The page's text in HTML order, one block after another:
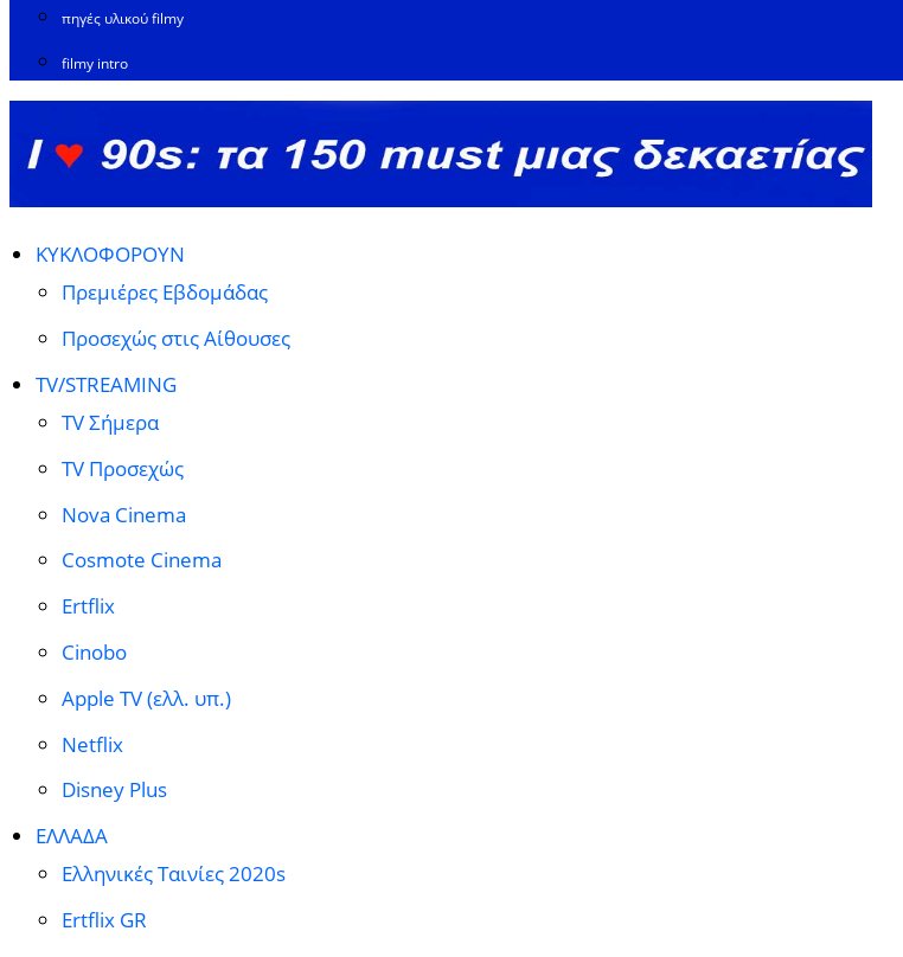
πηγές υλικού filmy
filmy intro
ΚΥΚΛΟΦΟΡΟΥΝ
Πρεμιέρες Εβδομάδας
Προσεχώς στις Αίθουσες
TV/STREAMING
TV Σήμερα
TV Προσεχώς
Nova Cinema
Cosmote Cinema
Ertflix
Cinobo
Apple TV (ελλ. υπ.)
Netflix
Disney Plus
ΕΛΛΑΔΑ
Ελληνικές Ταινίες 2020s
Ertflix GR